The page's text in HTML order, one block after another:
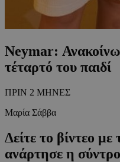
Neymar:
τέταρτό του παιδί
ΠΡΙΝ 2 ΜΗΝΕΣ
Μαρία Σάββα
Δείτε το βίντεο
ανάρτησε η